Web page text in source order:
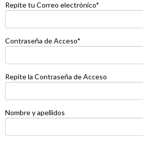
Repite tu Correo electrónico*
Contraseña de Acceso*
Repite la Contraseña de Acceso
Nombre y apellidos